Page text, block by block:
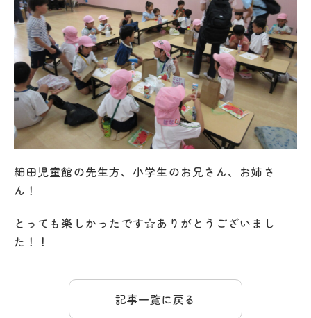
細田児童館の先生方、小学生のお兄さん、お姉さ
ん！
とっても楽しかったです☆ありがとうございまし
た！！
記事一覧に戻る